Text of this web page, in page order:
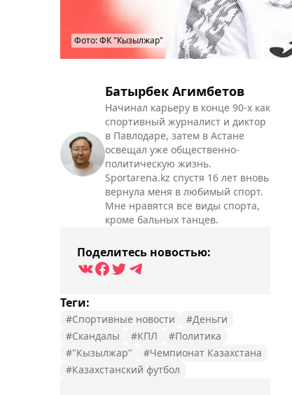
Фото: ФК "Кызылжар"
Батырбек Агимбетов
Начинал карьеру в конце 90-х как
спортивный журналист и диктор
в Павлодаре, затем в Астане
освещал уже общественно-
политическую жизнь.
Sportarena.kz спустя 16 лет вновь
вернула меня в любимый спорт.
Мне нравятся все виды спорта,
кроме бальных танцев.
Поделитесь новостью:
Теги:
#Спортивные новости
#Деньги
#Скандалы
#КПЛ
#Политика
#"Кызылжар"
#Чемпионат Казахстана
#Казахстанский футбол